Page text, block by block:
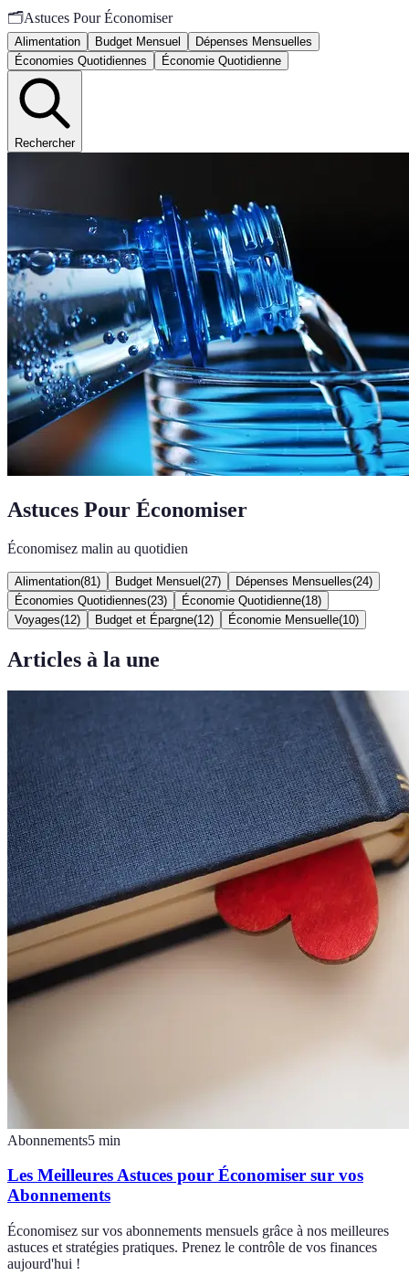
🗂️Astuces Pour Économiser
Alimentation Budget Mensuel
Dépenses Mensuelles
Économies Quotidiennes
Économie Quotidienne
Rechercher
Astuces Pour Économiser
Économisez malin au quotidien
Alimentation(81 ) Budget Mensuel (27) Dépenses Mensuelles(24)
Économies Quotidiennes(23) Économie Quotidienne(18)
Voyages(12) Budget et Épargne(12) Économie Mensuelle(10)
Articles à la une
Abonnements5 min
Les Meilleures Astuces pour Économiser sur vos
Abonnements
Économisez sur vos abonnements mensuels grâce à nos meilleures
astuces et stratégies pratiques. Prenez le contrôle de vos finances
aujourd'hui !